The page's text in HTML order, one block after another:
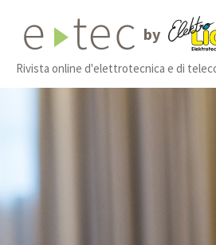
by
Rivista online d'elettrotecnica e di